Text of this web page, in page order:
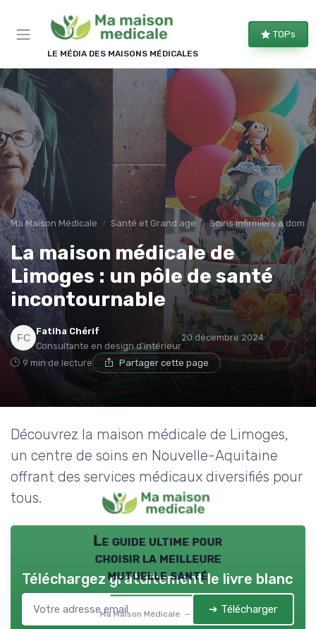
LE MÉDIA DES MAISONS MÉDICALES
TOPs
Ma Maison Médicale Santé et Grand age Soins infirmiers à
La maison médicale de
Limoges : un pôle de santé
incontournable
Fatiha Chérif
Consultante en design d'intérieur
20 décembre 2024
9 min de lecture Partager cette page
Découvrez la maison médicale de Limoges,
un centre de soins en Nouvelle-Aquitaine
offrant des services médicaux diversifiés pour
tous.
Le guide ultime pour
choisir la meilleure
mutuelle santé
Ma Maison Médicale — 2026
Téléchargez gratuitement le livre blanc
➔ Télécharger